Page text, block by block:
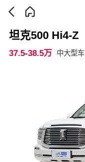
坦克500 Hi4-Z
37.5-38.5万 中大型车